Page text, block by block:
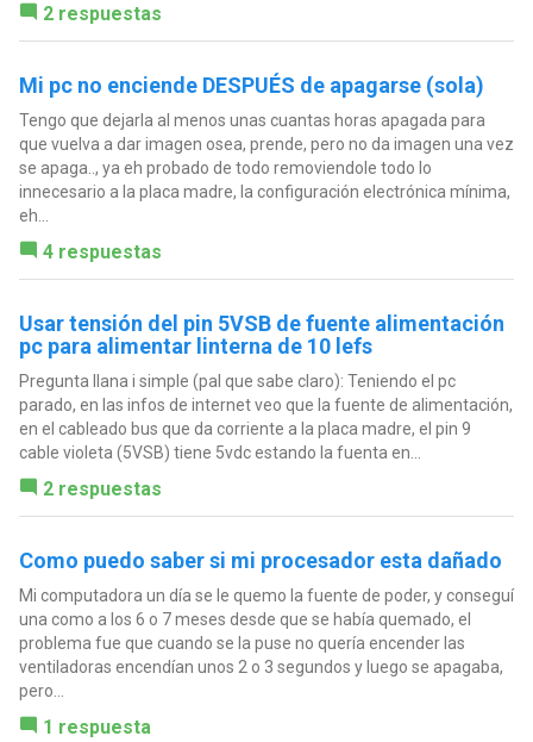
2 respuestas
Mi pc no enciende DESPUÉS de apagarse (sola)
Tengo que dejarla al menos unas cuantas horas apagada para
que vuelva a dar imagen osea, prende, pero no da imagen una vez
se apaga.., ya eh probado de todo removiendole todo lo
innecesario a la placa madre, la configuración electrónica mínima,
eh...
4 respuestas
Usar tensión del pin 5VSB de fuente alimentación
pc para alimentar linterna de 10 lefs
Pregunta llana i simple (pal que sabe claro): Teniendo el pc
parado, en las infos de internet veo que la fuente de alimentación,
en el cableado bus que da corriente a la placa madre, el pin 9
cable violeta (5VSB) tiene 5vdc estando la fuenta en...
2 respuestas
Como puedo saber si mi procesador esta dañado
Mi computadora un día se le quemo la fuente de poder, y conseguí
una como a los 6 o 7 meses desde que se había quemado, el
problema fue que cuando se la puse no quería encender las
ventiladoras encendían unos 2 o 3 segundos y luego se apagaba,
pero...
1 respuesta